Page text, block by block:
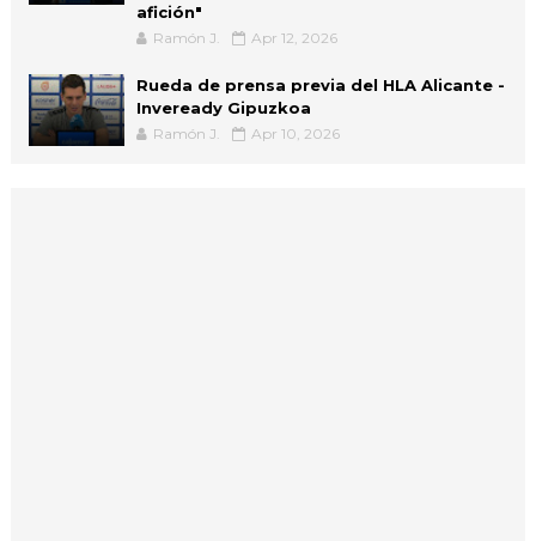
afición"
Ramón J. Apr 12, 2026
Rueda de prensa previa del HLA Alicante -
Inveready Gipuzkoa
Ramón J. Apr 10, 2026